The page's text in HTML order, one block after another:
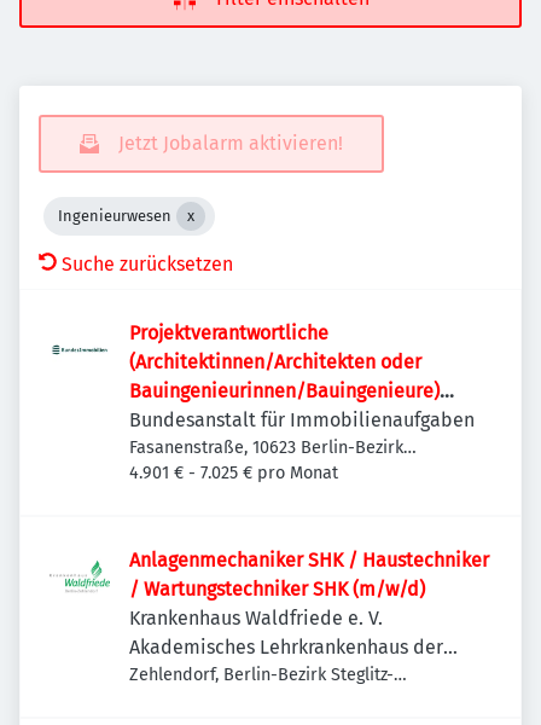
Jetzt Jobalarm aktivieren!
Ingenieurwesen
Suche zurücksetzen
Projektverantwortliche
(Architektinnen/Architekten oder
Bauingenieurinnen/Bauingenieure)
(w/m/d)
Bundesanstalt für Immobilienaufgaben
Fasanenstraße, 10623 Berlin-Bezirk
Charlottenburg-Wilmersdorf, Deutschland
4.901 € - 7.025 € pro Monat
Anlagenmechaniker SHK / Haustechniker
/ Wartungstechniker SHK (m/w/d)
Krankenhaus Waldfriede e. V.
Akademisches Lehrkrankenhaus der
Charité
Zehlendorf, Berlin-Bezirk Steglitz-